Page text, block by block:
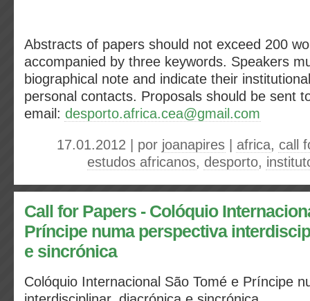
Abstracts of papers should not exceed 200
accompanied by three keywords. Speakers
biographical note and indicate their
personal contacts. Proposals should be sent
email: desporto.africa.cea@gmail.com
17.01.2012 | por joanapires africa, call
estudos africanos, desporto,
Call for Papers - Colóquio
Príncipe numa perspectiva
e sincrónica
Colóquio Internacional São Tomé e Príncipe